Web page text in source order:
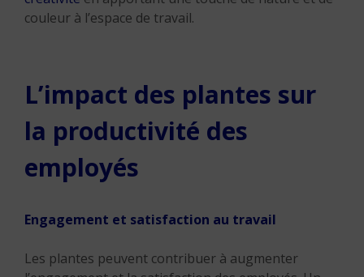
couleur à l’espace de travail.
L’impact des plantes sur
la productivité des
employés
Engagement et satisfaction au travail
Les plantes peuvent contribuer à augmenter